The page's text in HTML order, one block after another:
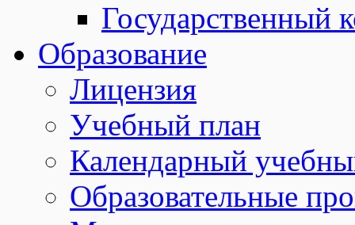
Государственный
Образование
Лицензия
Учебный план
Календарный
Образовательные